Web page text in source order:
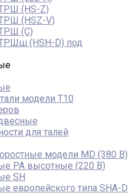
(HS-Z)
(HSZ-V)
(С)
(HSH-D) под
модели T10
для талей
модели MD (380 В)
PA высотные (220 В)
SH
европейского типа SHA-D